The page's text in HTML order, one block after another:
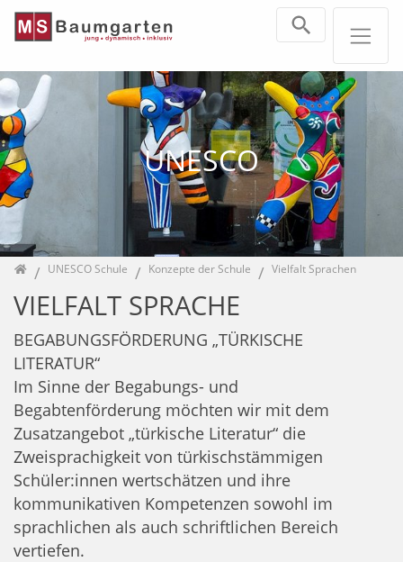
Direkt zur Hauptnavigation springen
Direkt zum Inhalt springen
Jump to sub navigation
UNESCO
HomeUNESCO Schule Konzepte der Schule Vielfalt Sprachen
VIELFALT SPRACHE
BEGABUNGSFÖRDERUNG „TÜRKISCHE
LITERATUR“
Im Sinne der Begabungs- und
Begabtenförderung möchten wir mit dem
Zusatzangebot „türkische Literatur“ die
Zweisprachigkeit von türkischstämmigen
Schüler:innen wertschätzen und ihre
kommunikativen Kompetenzen sowohl im
sprachlichen als auch schriftlichen Bereich
vertiefen.